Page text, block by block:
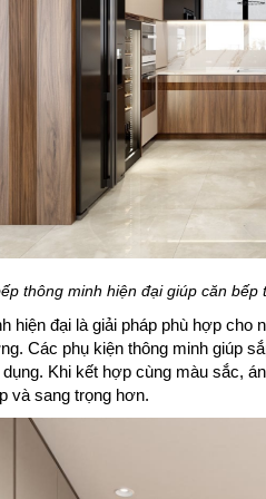
thông minh hiện đại giúp căn
hiện đại là giải pháp phù hợp
Các phụ kiện thông minh giúp
Khi kết hợp cùng màu sắc,
và sang trọng hơn.